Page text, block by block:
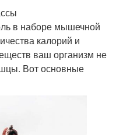
в наборе мышечной
калорий и
ваш организм не
Вот основные